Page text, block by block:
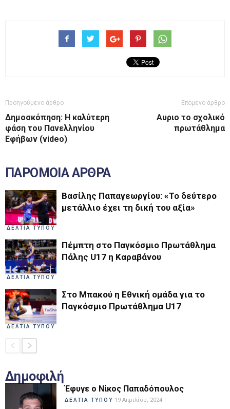
Προηγούμενο άρθρο
Δημοσκόπηση: Η καλύτερη
φάση του Πανελληνίου
Εφήβων (video)
Επόμενο άρθρο
Αυριο το σχολικό
πρωτάθλημα
ΠΑΡΟΜΟΙΑ ΑΡΘΡΑ
ΔΕΛΤΙΑ ΤΥΠΟΥ
Βασίλης Παπαγεωργίου: «Το δεύτερο
μετάλλιο έχει τη δική του αξία»
ΔΕΛΤΙΑ ΤΥΠΟΥ
Πέμπτη στο Παγκόσμιο Πρωτάθλημα
Πάλης U17 η Καραβάνου
ΔΕΛΤΙΑ ΤΥΠΟΥ
Στο Μπακού η Εθνική ομάδα για το
Παγκόσμιο Πρωτάθλημα U17
Δημοφιλή
Έφυγε ο Νίκος Παπαδόπουλος
ΔΕΛΤΙΑ ΤΥΠΟΥ 19 Απριλίου, 2024